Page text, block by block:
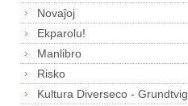
Novaĵoj
Ekparolu!
Manlibro
Risko
Kultura Diverseco - Grundtvig